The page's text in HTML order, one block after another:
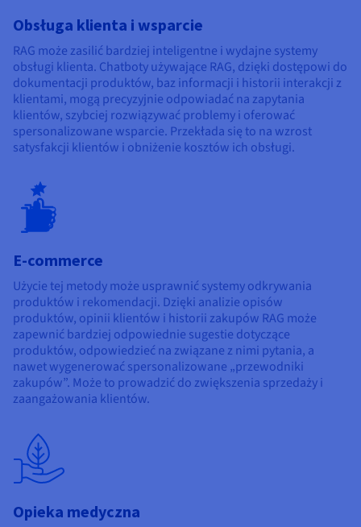
Obsługa klienta i wsparcie
RAG może zasilić bardziej inteligentne i wydajne systemy
obsługi klienta. Chatboty używające RAG, dzięki dostępowi do
dokumentacji produktów, baz informacji i historii interakcji z
klientami, mogą precyzyjnie odpowiadać na zapytania
klientów, szybciej rozwiązywać problemy i oferować
spersonalizowane wsparcie. Przekłada się to na wzrost
satysfakcji klientów i obniżenie kosztów ich obsługi.
E-commerce
Użycie tej metody może usprawnić systemy odkrywania
produktów i rekomendacji. Dzięki analizie opisów
produktów, opinii klientów i historii zakupów RAG może
zapewnić bardziej odpowiednie sugestie dotyczące
produktów, odpowiedzieć na związane z nimi pytania, a
nawet wygenerować spersonalizowane „przewodniki
zakupów”. Może to prowadzić do zwiększenia sprzedaży i
zaangażowania klientów.
Opieka medyczna